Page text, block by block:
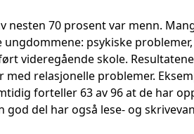
nesten 70 prosent var menn.
psykiske
videregående skole.
relasjonelle problemer.
forteller 63 av 96 at de har
del har også lese- og